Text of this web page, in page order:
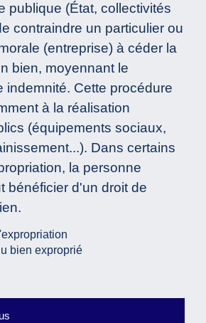
publique (État, collectivités
contraindre un particulier ou
(entreprise) à céder la
bien, moyennant le
indemnité. Cette procédure
à la réalisation
(équipements sociaux,
Dans certains
la personne
bénéficier d'un droit de
bien exproprié